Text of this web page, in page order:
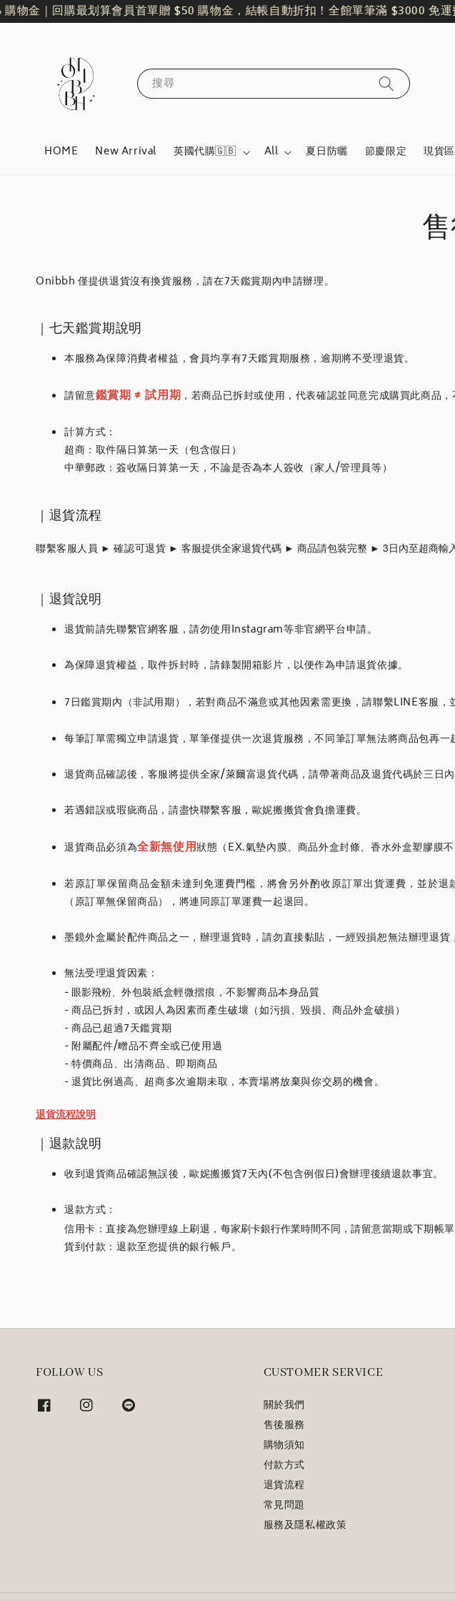
金｜回購最划算會員首單贈 $50 購物金，結帳自動折扣！ 全館單筆滿 $3000 免運
搜尋
HOME New Arrival 英國代購🇬🇧 All 夏日防曬 節慶限定 現貨區
Onibbh 僅提供退貨沒有換貨服務，請在7天鑑賞期內申請辦理。
｜七天鑑賞期說明
本服務為保障消費者權益，會員均享有7天鑑賞期服務，逾期將不受理退貨。
請留意鑑賞期 ≠ 試用期 ，若商品已拆封或使用，代表確認並同意完成購買此商品，
計算方式：
超商：取件隔日算第一天（包含假日）
中華郵政：簽收隔日算第一天，不論是否為本人簽收（家人/管理員等）
｜退貨流程
聯繫客服人員 ► 確認可退貨 ► 客服提供全家退貨代碼 ► 商品請包裝完整 ► 3日內至超商輸
｜退貨說明
退貨前請先聯繫官網客服，請勿使用Instagram等非官網平台申請。
為保障退貨權益，取件拆封時，請錄製開箱影片，以便作為申請退貨依據。
7日鑑賞期內（非試用期），若對商品不滿意或其他因素需更換，請聯繫LINE客服
每筆訂單需獨立申請退貨，單筆僅提供一次退貨服務，不同筆訂單無法將商品包再一
退貨商品確認後，客服將提供全家/萊爾富退貨代碼，請帶著商品及退貨代碼於三日
若遇錯誤或瑕疵商品，請盡快聯繫客服，歐妮搬搬貨會負擔運費。
退貨商品必須為全新無使用狀態（EX.氣墊內膜、商品外盒封條、香水外盒塑膠膜
若原訂單保留商品金額未達到免運費門檻，將會另外酌收原訂單出貨運費，並於
（原訂單無保留商品），將連同原訂單運費一起退回。
墨鏡外盒屬於配件商品之一，辦理退貨時，請勿直接黏貼，一經毀損恕無法辦理退貨
無法受理退貨因素：
-眼影飛粉、外包裝紙盒輕微摺痕，不影響商品本身品質
- 商品已拆封，或因人為因素而產生破壞（如污損、毀損、商品外盒破損）
- 商品已超過7天鑑賞期
- 附屬配件/㽪品不齊全或已使用過
- 特價商品、出清商品、即期商品
- 退貨比例過高、超商多次逾期未取，本賣場將放棄與你交易的機會。
退貨流程說明
｜退款說明
收到退貨商品確認無誤後，歐妮搬搬貨7天內(不包含例假日)會辦理後續退款事宜。
退款方式：
信用卡：直接為您辦理線上刷退， 每家刷卡銀行作業時間不同， 請留意當期或下期帳單
貨到付款：退款至您提供的銀行帳戶。
FOLLOW US CUSTOMER SERVICE
關於我們
售後服務
購物須知
付款方式
退貨流程
常見問題
服務及隱私權政策